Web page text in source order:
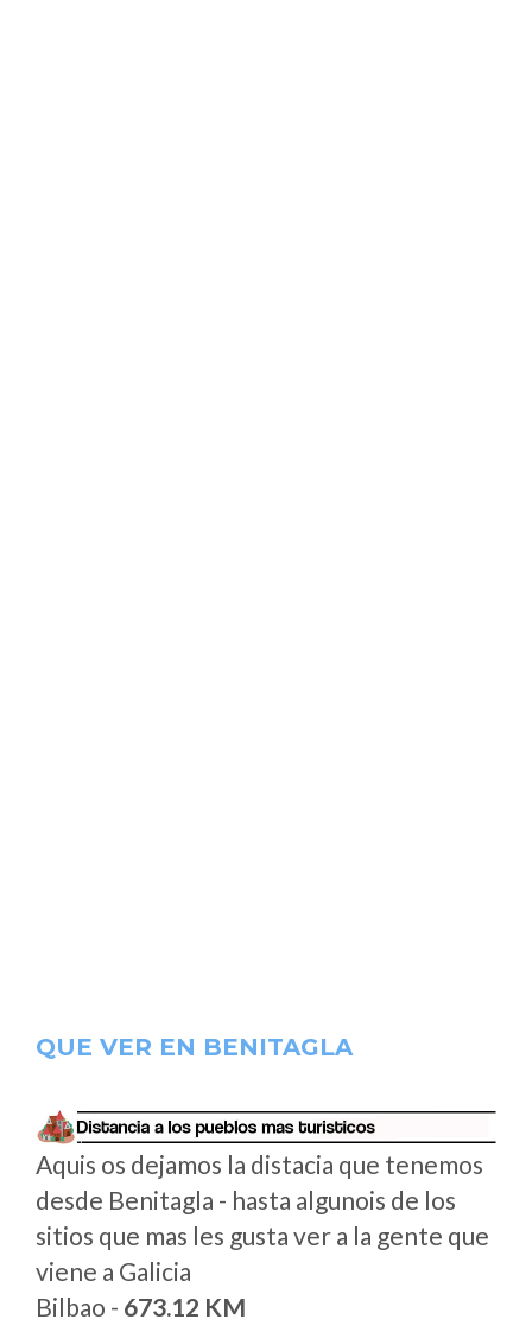
QUE VER EN BENITAGLA
Aquis os dejamos la distacia que tenemos
desde Benitagla - hasta algunois de los
sitios que mas les gusta ver a la gente que
viene a Galicia
Bilbao - 673.12 KM